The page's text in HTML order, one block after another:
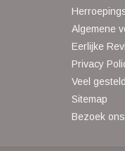
Algemene
Eerlijke
Privacy
Veel
Sitemap
Bezoek